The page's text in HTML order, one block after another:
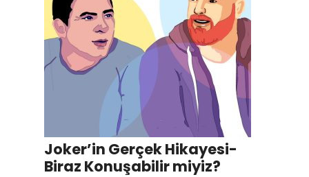
Joker’in Gerçek Hikayesi-
Biraz Konuşabilir miyiz?